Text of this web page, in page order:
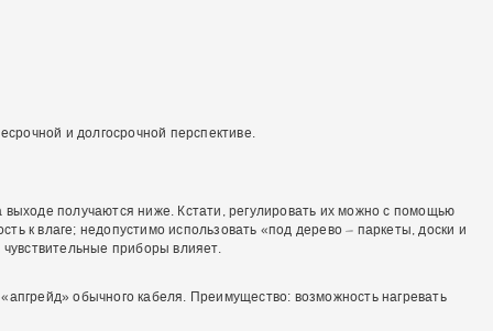
и долгосрочной перспективе.
получаются ниже. Кстати, регулировать их можно с помощью
к влаге; недопустимо использовать «под дерево – паркеты, доски и
приборы влияет.
обычного кабеля. Преимущество: возможность нагревать